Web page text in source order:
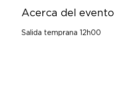
Acerca del evento
Salida temprana 12h00